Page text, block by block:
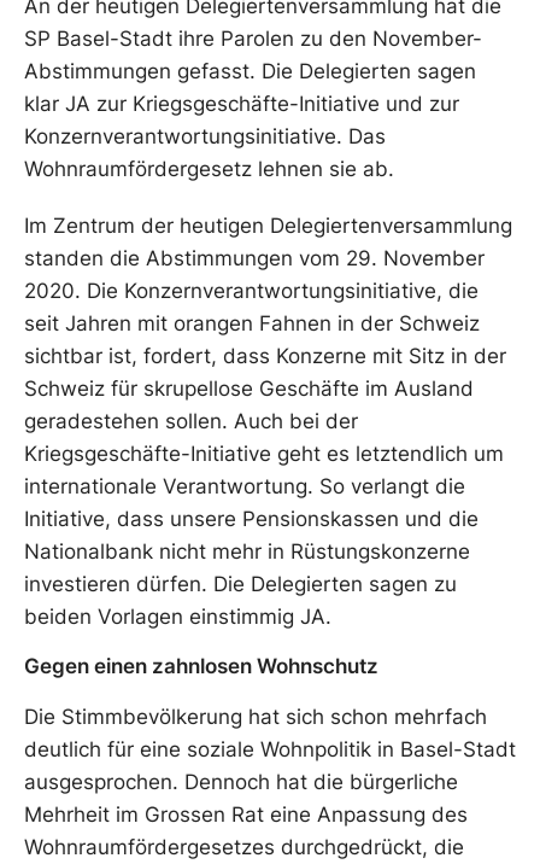
An der heutigen Delegiertenversammlung hat die
SP Basel-Stadt ihre Parolen zu den November-
Abstimmungen gefasst. Die Delegierten sagen
klar JA zur Kriegsgeschäfte-Initiative und zur
Konzernverantwortungsinitiative. Das
Wohnraumfördergesetz lehnen sie ab.
Im Zentrum der heutigen Delegiertenversammlung
standen die Abstimmungen vom 29. November
2020. Die Konzernverantwortungsinitiative, die
seit Jahren mit orangen Fahnen in der Schweiz
sichtbar ist, fordert, dass Konzerne mit Sitz in der
Schweiz für skrupellose Geschäfte im Ausland
geradestehen sollen. Auch bei der
Kriegsgeschäfte-Initiative geht es letztendlich um
internationale Verantwortung. So verlangt die
Initiative, dass unsere Pensionskassen und die
Nationalbank nicht mehr in Rüstungskonzerne
investieren dürfen. Die Delegierten sagen zu
beiden Vorlagen einstimmig JA.
Gegen einen zahnlosen Wohnschutz
Die Stimmbevölkerung hat sich schon mehrfach
deutlich für eine soziale Wohnpolitik in Basel-Stadt
ausgesprochen. Dennoch hat die bürgerliche
Mehrheit im Grossen Rat eine Anpassung des
Wohnraumfördergesetzes durchgedrückt, die